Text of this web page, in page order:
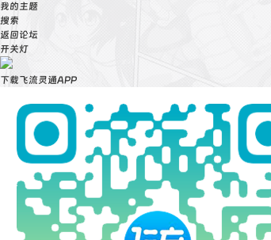
我的主题
搜索
返回论坛
开关灯
下载飞流灵通APP